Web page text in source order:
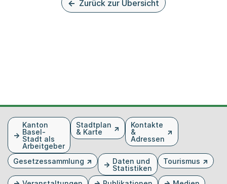
Zurück zur Übersicht
FusszeileKanton
Basel-
Stadt als
Arbeitgeber
Stadtplan
& Karte
Kontakte
&
Adressen
Gesetzessammlung
Daten und
Statistiken
Tourismus